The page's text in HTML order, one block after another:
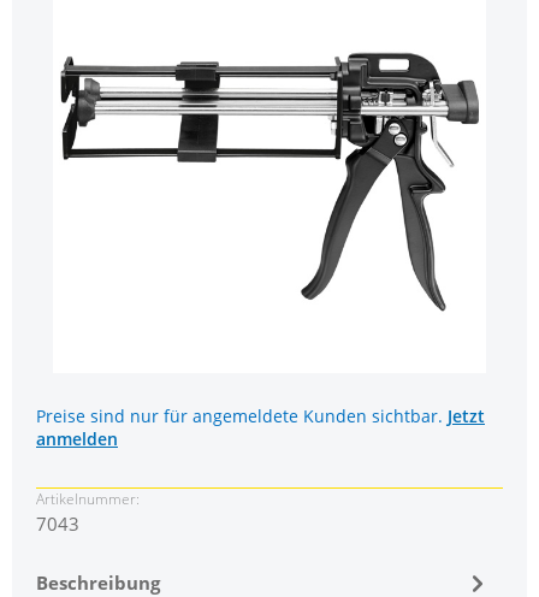
Preise sind nur für angemeldete Kunden sichtbar. Jetzt
anmelden
Artikelnummer:
7043
Beschreibung